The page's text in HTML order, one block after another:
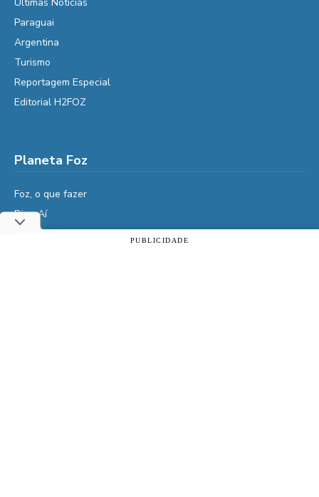
Paraguai
Argentina
Turismo
Reportagem Especial
Editorial H2FOZ
Planeta Foz
Foz, o que fazer
Diga Aí
PUBLICIDADE